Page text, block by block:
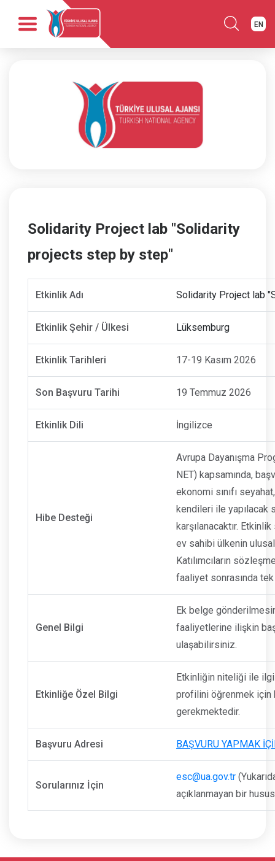
EN
Solidarity Project lab "Solidarity
projects step by step"
Etkinlik Adı Solidarity Project lab
Etkinlik Şehir / Ülkesi Lüksemburg
Etkinlik Tarihleri 17-19 Kasım 2026
Son Başvuru Tarihi 19 Temmuz 2026
Etkinlik Dili İngilizce
Hibe Desteği
Avrupa Dayanışma
NET) kapsamında,
ekonomi sınıfı
kendileri ile yapılacak
karşılanacaktır.
ev sahibi ülkenin
Katılımcıların
faaliyet sonrasında
Genel Bilgi
Ek belge
faaliyetlerine ilişkin
ulaşabilirsiniz.
Etkinliğe Özel Bilgi
Etkinliğin niteliği ile
profilini öğrenmek için
gerekmektedir.
Başvuru Adresi BAŞVURU YAPMAK
Sorularınız İçin
esc@ua.gov.tr
açıklanmayan bir